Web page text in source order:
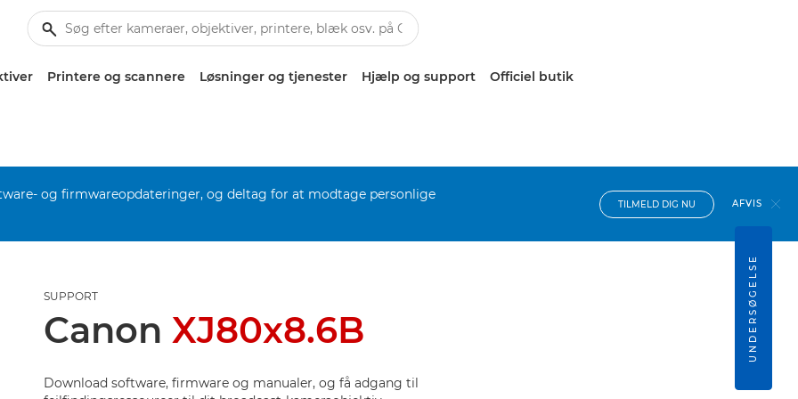
Printere og scannere Løsninger og tjenester Hjælp og support Officiel butik
og firmwareopdateringer, og deltag for at modtage personlige
TILMELD DIG NU AFVIS
SUPPORT
Canon XJ80x8.6B
Download software, firmware og manualer, og få adgang til
UNDERSØGELSE